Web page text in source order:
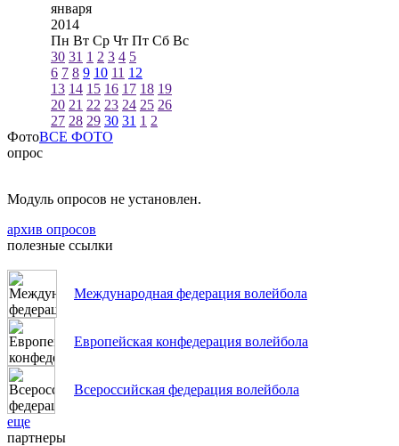
января
2014
Пн Вт Ср Чт Пт Сб Вс
30 31 1 2 3 4 5
6 7 8 9 10 11 12
13 14 15 16 17 18 19
20 21 22 23 24 25 26
27 28 29 30 31 1 2
ФотоВСЕ ФОТО
опрос
Модуль опросов не установлен.
архив опросов
полезные ссылки
Международная федерация волейбола
Европейская конфедерация волейбола
Всероссийская федерация волейбола
еще
партнеры